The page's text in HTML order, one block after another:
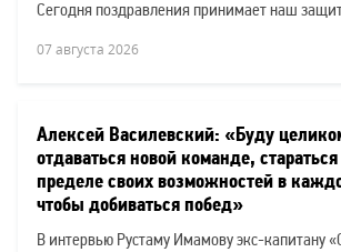
Сегодня поздравления принимает наш
07 августа 2026
Алексей Василевский: «Буду
отдаваться новой команде,
пределе своих возможностей в
чтобы добиваться побед»
В интервью Рустаму Имамову экс-капитану